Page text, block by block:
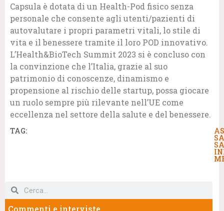
Capsula è dotata di un Health-Pod fisico senza
personale che consente agli utenti/pazienti di
autovalutare i propri parametri vitali, lo stile di
vita e il benessere tramite il loro POD innovativo.
L’Health&BioTech Summit 2023 si è concluso con
la convinzione che l’Italia, grazie al suo
patrimonio di conoscenze, dinamismo e
propensione al rischio delle startup, possa giocare
un ruolo sempre più rilevante nell’UE come
eccellenza nel settore della salute e del benessere.
TAG: